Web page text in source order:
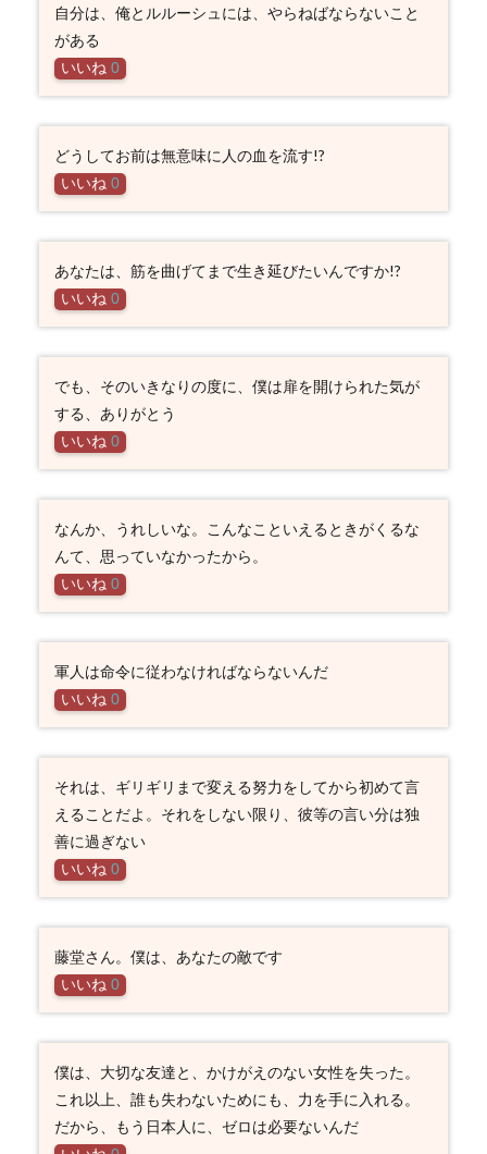
自分は、俺とルルーシュには、やらねばならないこと
がある
いいね 0
どうしてお前は無意味に人の血を流す!?
いいね 0
あなたは、筋を曲げてまで生き延びたいんですか!?
いいね 0
でも、そのいきなりの度に、僕は扉を開けられた気が
する、ありがとう
いいね 0
なんか、うれしいな。こんなこといえるときがくるな
んて、思っていなかったから。
いいね 0
軍人は命令に従わなければならないんだ
いいね 0
それは、ギリギリまで変える努力をしてから初めて言
えることだよ。それをしない限り、彼等の言い分は独
善に過ぎない
いいね 0
藤堂さん。僕は、あなたの敵です
いいね 0
僕は、大切な友達と、かけがえのない女性を失った。
これ以上、誰も失わないためにも、力を手に入れる。
だから、もう日本人に、ゼロは必要ないんだ